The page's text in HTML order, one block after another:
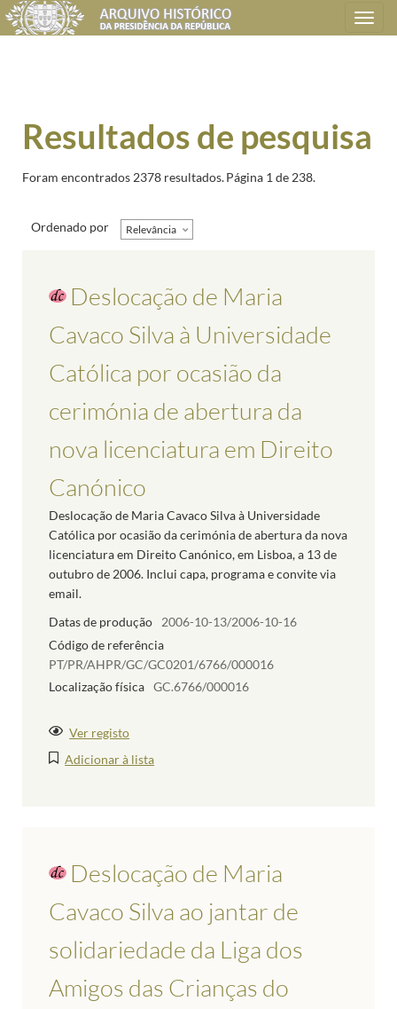
Toggle
navigation
Resultados de pesquisa
Foram encontrados 2378 resultados.Página 1 de 238.
Ordenado por Relevância
Deslocação de Maria
Cavaco Silva à Universidade
Católica por ocasião da
cerimónia de abertura da
nova licenciatura em Direito
Canónico
Deslocação de Maria Cavaco Silva à Universidade
Católica por ocasião da cerimónia de abertura da nova
licenciatura em Direito Canónico, em Lisboa, a 13 de
outubro de 2006. Inclui capa, programa e convite via
email.
Datas de produção
2006-10-13/2006-10-16
Código de referência
PT/PR/AHPR/GC/GC0201/6766/000016
Localização física GC.6766/000016
Ver registo
Adicionar à lista
Deslocação de Maria
Cavaco Silva ao jantar de
solidariedade da Liga dos
Amigos das Crianças do